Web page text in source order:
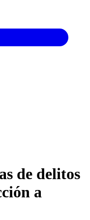
de delitos
a